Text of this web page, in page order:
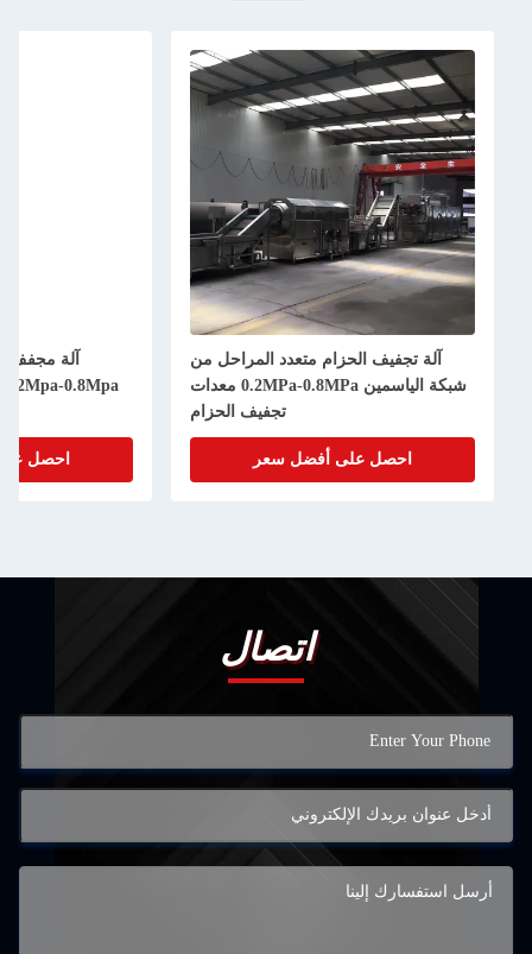
الحزام متعدد المراحل من
شبكة الياسمين 0.2MPa-0.8MPa معدات
احصل على أفضل سعر
آلة مجفف الحزام متعددة
0.2Mpa-0.8Mpa مجفف الرذاذ الصناعي
احصل على أفضل سعر
اتصال